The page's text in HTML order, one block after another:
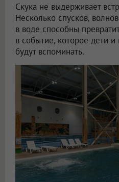
Скука не выдерживает
Несколько спусков,
в воде способны
в событие, которое дети
будут вспоминать.